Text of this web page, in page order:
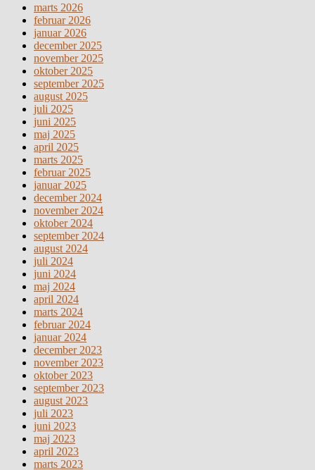
marts 2026
februar 2026
januar 2026
december 2025
november 2025
oktober 2025
september 2025
august 2025
juli 2025
juni 2025
maj 2025
april 2025
marts 2025
februar 2025
januar 2025
december 2024
november 2024
oktober 2024
september 2024
august 2024
juli 2024
juni 2024
maj 2024
april 2024
marts 2024
februar 2024
januar 2024
december 2023
november 2023
oktober 2023
september 2023
august 2023
juli 2023
juni 2023
maj 2023
april 2023
marts 2023